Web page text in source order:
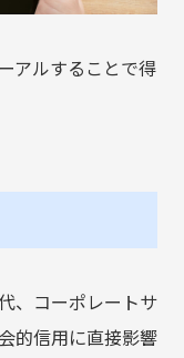
アルすることで得
、コーポレートサ
的信用に直接影響